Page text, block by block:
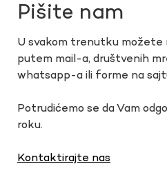
Pišite nam
U svakom trenutku možete
putem mail-a, društvenih
whatsapp-a ili forme na
Potrudićemo se da Vam
roku.
Kontaktirajte nas